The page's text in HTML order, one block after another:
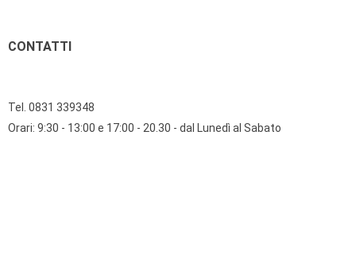
CONTATTI
Tel. 0831 339348
Orari: 9:30 - 13:00 e 17:00 - 20.30 - dal Lunedì al Sabato